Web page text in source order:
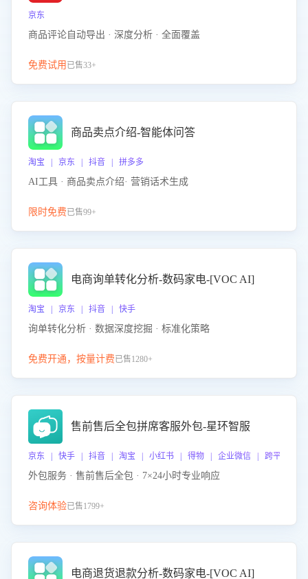
京东
商品评论自动导出 · 深度分析 · 全面覆盖
免费试用 已售33+
商品卖点介绍-智能体问答
淘宝 | 京东 | 抖音 | 拼多多
AI工具 · 商品卖点介绍· 营销话术生成
限时免费已售99+
电商询单转化分析-数码家电-[VOC AI]
淘宝 | 京东 | 抖音 | 快手
询单转化分析 · 数据深度挖掘 · 标准化策略
免费开通，按量计费已售1280+
售前售后全包拼席客服外包-星环智服
京东 | 快手 | 抖音 | 淘宝 | 小红书 | 得物 | 企业微信 | 跨平台
外包服务 · 售前售后全包 · 7×24小时专业响应
咨询体验已售1799+
电商退货退款分析-数码家电-[VOC AI]